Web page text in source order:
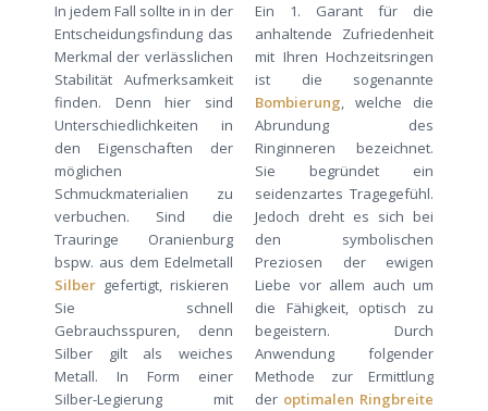
In jedem Fall sollte in in der
Entscheidungsfindung das
Merkmal der verlässlichen
Stabilität Aufmerksamkeit
finden. Denn hier sind
Unterschiedlichkeiten in
den Eigenschaften der
möglichen
Schmuckmaterialien zu
verbuchen. Sind die
Trauringe Oranienburg
bspw. aus dem Edelmetall
Silber gefertigt, riskieren
Sie schnell
Gebrauchsspuren, denn
Silber gilt als weiches
Metall. In Form einer
Silber-Legierung mit
Ein 1. Garant für die
anhaltende Zufriedenheit
mit Ihren Hochzeitsringen
ist die sogenannte
Bombierung, welche die
Abrundung des
Ringinneren bezeichnet.
Sie begründet ein
seidenzartes Tragegefühl.
Jedoch dreht es sich bei
den symbolischen
Preziosen der ewigen
Liebe vor allem auch um
die Fähigkeit, optisch zu
begeistern. Durch
Anwendung folgender
Methode zur Ermittlung
der optimalen Ringbreite